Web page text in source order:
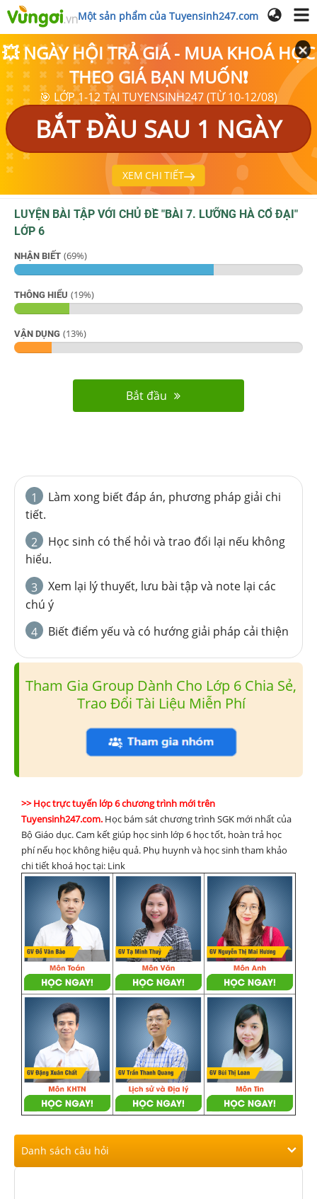
Một sản phẩm của Tuyensinh247.com
💥 NGÀY HỘI TRẢ GIÁ - MUA KHOÁ HỌC
THEO GIÁ BẠN MUỐN❗
🎯 LỚP 1-12 TẠI TUYENSINH247 (TỪ 10-12/08)
BẮT ĐẦU SAU 1 NGÀY
XEM CHI TIẾT
LUYỆN BÀI TẬP VỚI CHỦ ĐỀ "BÀI 7. LƯỠNG HÀ CỔ ĐẠI"
LỚP 6
NHẬN BIẾT (69%)
THÔNG HIỂU (19%)
VẬN DỤNG (13%)
Bắt đầu
1
Làm xong biết đáp án, phương pháp giải chi
tiết.
2
Học sinh có thể hỏi và trao đổi lại nếu không
hiểu.
3
Xem lại lý thuyết, lưu bài tập và note lại các
chú ý
4
Biết điểm yếu và có hướng giải pháp cải thiện
Tham Gia Group Dành Cho Lớp 6 Chia Sẻ,
Trao Đổi Tài Liệu Miễn Phí
>> Học trực tuyến lớp 6 chương trình mới trên
Tuyensinh247.com. Học bám sát chương trình SGK mới nhất của
Bộ Giáo dục. Cam kết giúp học sinh lớp 6 học tốt, hoàn trả học
phí nếu học không hiệu quả. Phụ huynh và học sinh tham khảo
chi tiết khoá học tại: Link
Danh sách câu hỏi